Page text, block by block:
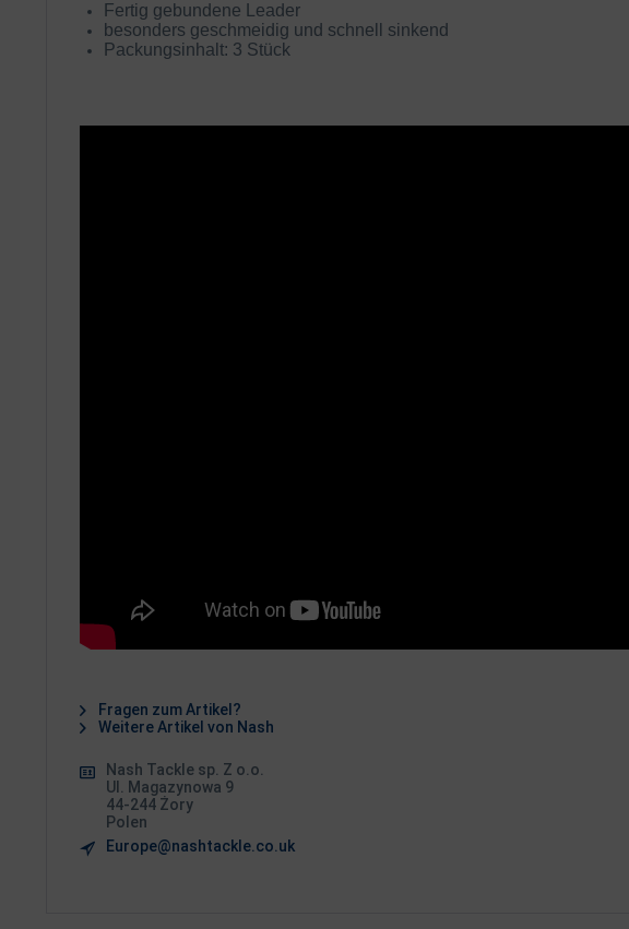
Fertig gebundene Leader
besonders geschmeidig und schnell sinkend
Packungsinhalt: 3 Stück
Fragen zum Artikel?
Weitere Artikel von Nash
Nash Tackle sp. Z o.o.
Ul. Magazynowa 9
44-244 Żory
Polen
Europe@nashtackle.co.uk